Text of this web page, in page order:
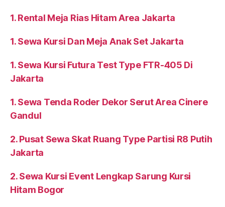
1. Rental Meja Rias Hitam Area Jakarta
1. Sewa Kursi Dan Meja Anak Set Jakarta
1. Sewa Kursi Futura Test Type FTR-405 Di
Jakarta
1. Sewa Tenda Roder Dekor Serut Area Cinere
Gandul
2. Pusat Sewa Skat Ruang Type Partisi R8 Putih
Jakarta
2. Sewa Kursi Event Lengkap Sarung Kursi
Hitam Bogor